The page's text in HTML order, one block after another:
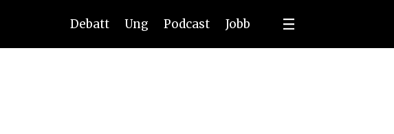
Debatt Ung Podcast Jobb